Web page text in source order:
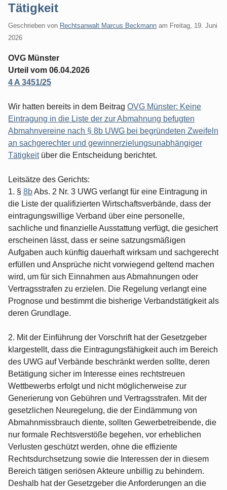
Tätigkeit
Geschrieben von Rechtsanwalt Marcus Beckmann am Freitag, 19. Juni
2026
OVG Münster
Urteil vom 06.04.2026
4 A 3451/25
Wir hatten bereits in dem Beitrag OVG Münster: Keine
Eintragung in die Liste der zur Abmahnung befugten
Abmahnvereine nach § 8b UWG bei begründeten Zweifeln
an sachgerechter und gewinnerzielungsunabhängiger
Tätigkeitüber die Entscheidung berichtet.
Leitsätze des Gerichts:
1. § 8bAbs. 2 Nr. 3 UWG verlangt für eine Eintragung in
die Liste der qualifizierten Wirtschaftsverbände, dass der
eintragungswillige Verband über eine personelle,
sachliche und finanzielle Ausstattung verfügt, die gesichert
erscheinen lässt, dass er seine satzungsmäßigen
Aufgaben auch künftig dauerhaft wirksam und sachgerecht
erfüllen und Ansprüche nicht vorwiegend geltend machen
wird, um für sich Einnahmen aus Abmahnungen oder
Vertragsstrafen zu erzielen. Die Regelung verlangt eine
Prognose und bestimmt die bisherige Verbandstätigkeit als
deren Grundlage.
2. Mit der Einführung der Vorschrift hat der Gesetzgeber
klargestellt, dass die Eintragungsfähigkeit auch im Bereich
des UWG auf Verbände beschränkt werden sollte, deren
Betätigung sicher im Interesse eines rechtstreuen
Wettbewerbs erfolgt und nicht möglicherweise zur
Generierung von Gebühren und Vertragsstrafen. Mit der
gesetzlichen Neuregelung, die der Eindämmung von
Abmahnmissbrauch diente, sollten Gewerbetreibende, die
nur formale Rechtsverstöße begehen, vor erheblichen
Verlusten geschützt werden, ohne die effiziente
Rechtsdurchsetzung sowie die Interessen der in diesem
Bereich tätigen seriösen Akteure unbillig zu behindern.
Deshalb hat der Gesetzgeber die Anforderungen an die